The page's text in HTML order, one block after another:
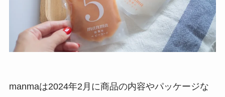
manmaは2024年2月に商品の内容やパッケージな